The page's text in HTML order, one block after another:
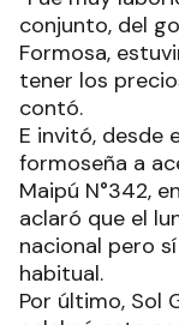
conjunto, del
Formosa,
tener los
contó.
E invitó, desde
formoseña a
Maipú N°342,
aclaró que el
nacional pero
habitual.
Por último, Sol